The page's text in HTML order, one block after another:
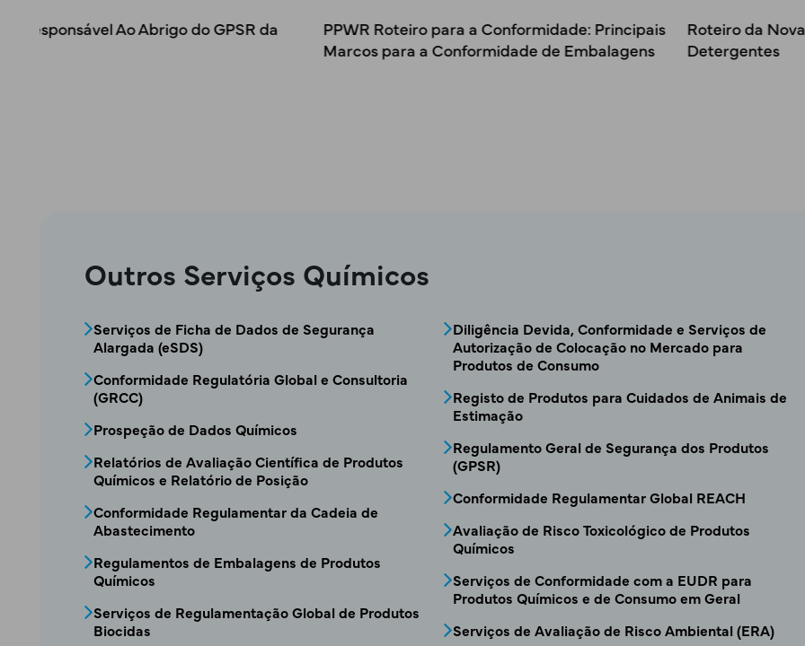
PPWR Roteiro para a Conformidade: Principais
Marcos para a Conformidade de Embalagens
Roteiro da Nova Regulamentação da UE sobre
Detergentes
Outros Serviços Químicos
CSRA - Menu de serviço1 de Químicos
Serviços de Ficha de Dados de Segurança
Alargada (eSDS)
Conformidade Regulatória Global e Consultoria
(GRCC)
Prospeção de Dados Químicos
Relatórios de Avaliação Científica de Produtos
Químicos e Relatório de Posição
Conformidade Regulamentar da Cadeia de
Abastecimento
Regulamentos de Embalagens de Produtos
Químicos
Serviços de Regulamentação Global de Produtos
Biocidas
CSRA - Menu de serviço2 de Químicos
Diligência Devida, Conformidade e Serviços de
Autorização de Colocação no Mercado para
Produtos de Consumo
Registo de Produtos para Cuidados de Animais de
Estimação
Regulamento Geral de Segurança dos Produtos
(GPSR)
Conformidade Regulamentar Global REACH
Avaliação de Risco Toxicológico de Produtos
Químicos
Serviços de Conformidade com a EUDR para
Produtos Químicos e de Consumo em Geral
Serviços de Avaliação de Risco Ambiental (ERA)